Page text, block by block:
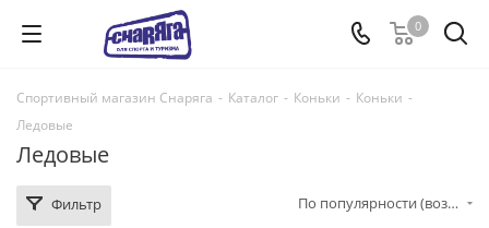
0
Спортивный магазин Снаряга - Каталог - Коньки - Коньки -
Ледовые
Ледовые
Фильтр По популярности (возрастание)